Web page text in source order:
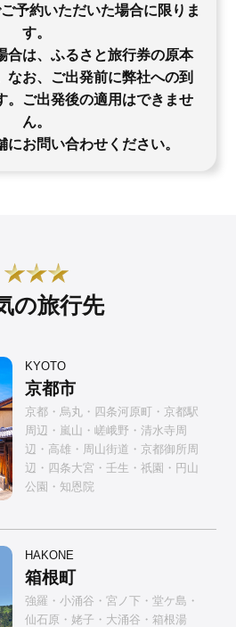
予約いただいた場合に限りま
す。
は、ふるさと旅行券の原本
なお、ご出発前に弊社への到
。ご出発後の適用はできませ
ん。
お問い合わせください。
の旅行先
KYOTO
京都市
京都・烏丸・四条河原町・京都駅
周辺・嵐山・嵯峨野・清水寺周
辺・高雄・周山街道・京都御所周
辺・四条大宮・壬生・祇園・円山
公園・知恩院
HAKONE
箱根町
強羅・小涌谷・宮ノ下・堂ケ島・
仙石原・姥子・大涌谷・箱根湯